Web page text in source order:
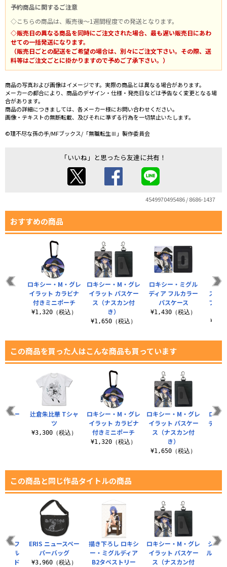
予約商品に関するご注意
◇こちらの商品は、販売後～1週間程度での発送となります。
◇販売日の異なる商品を同時にご注文された場合、最も遅い販売日にあわ
せての一括発送になります。
（販売日ごとの配送をご希望の場合は、別々にご注文下さい。その際、送
料等はご注文ごとに掛かりますので予めご了承下さい。）
商品の写真および画像はイメージです。実際の商品とは異なる場合があります。
メーカーの都合により、商品のデザイン・仕様・発売日などは予告なく変更となる場
合があります。
商品の詳細につきましては、各メーカー様にお問い合わせください。
画像・テキストの無断転載、及びそれに準ずる行為を一切禁止いたします。
©理不尽な孫の手/MFブックス/「無職転生Ⅲ」製作委員会
「いいね」と思ったら友達に共有！
4549970495486 / 8686-1437
おすすめの商品
ロキシー・M・グレ
イラット パスケー
ス（ナスカン付
き）
¥1,650（税込）
ロキシー・ミグル
ディア フルカラー
パスケース
¥1,430（税込）
エリ
ス・
フル
ロキシー・M・グレ
イラット カラビナ
付きミニポーチ
¥1,320（税込）
この商品を買った人はこんな商品も買っています
ロキシー・M・グレ
イラット カラビナ
付きミニポーチ
¥1,320（税込）
ロキシー・M・グレ
イラット パスケー
ス（ナスカン付
き）
¥1,650（税込）
ロキ
ディ
リー
辻倉朱比華 Tシャ
ツ
¥3,300（税込）
この商品と同じ作品タイトルの商品
描き下ろし ロキシ
ー・ミグルディア
B2タペストリー
ロキシー・M・グレ
イラット パスケー
ス（ナスカン付
シル
ルグラ
ルフ
リル
ード
ERIS ニュースペー
パーバッグ
¥3,960（税込）